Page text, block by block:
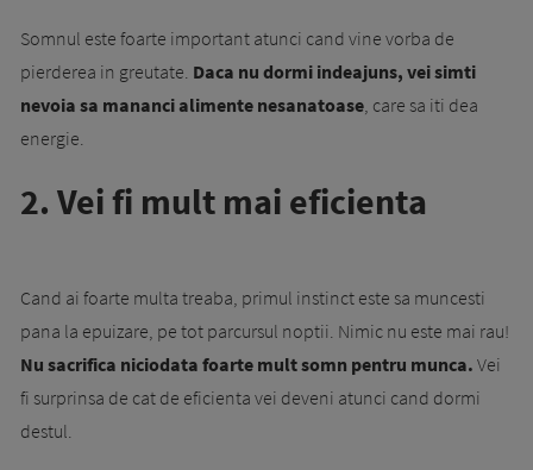
Somnul este foarte important atunci cand vine vorba de
pierderea in greutate. Daca nu dormi indeajuns, vei simti
nevoia sa mananci alimente nesanatoase, care sa iti dea
energie.
2. Vei fi mult mai eficienta
Cand ai foarte multa treaba, primul instinct este sa muncesti
pana la epuizare, pe tot parcursul noptii. Nimic nu este mai rau!
Nu sacrifica niciodata foarte mult somn pentru munca. Vei
fi surprinsa de cat de eficienta vei deveni atunci cand dormi
destul.